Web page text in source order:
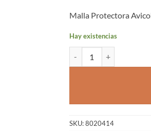
Malla Protectora
Hay existencias
SKU:8020414